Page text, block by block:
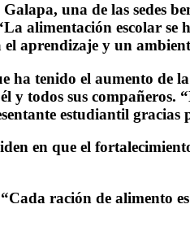
una de las sedes
alimentación escolar
aprendizaje y un
ha tenido el aumento de
y todos sus
estudiantil gracias
en que el
ración de alimento